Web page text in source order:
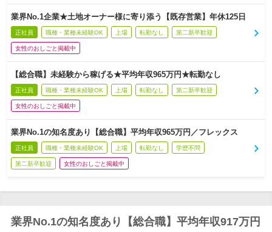
業界No.1企業★土地オーナー様に寄り添う【既存営業】年休125日
正社員 職種・業種未経験OK 上場 転勤なし 第二新卒歓迎
女性のおしごと掲載中
【総合職】未経験から稼げる★平均年収965万円★転勤なし
正社員 職種・業種未経験OK 上場 転勤なし 第二新卒歓迎
女性のおしごと掲載中
業界No.1の知名度あり【総合職】平均年収965万円／フレックス
正社員 職種・業種未経験OK 上場 転勤なし 学歴不問
第二新卒歓迎 女性のおしごと掲載中
業界No.1の知名度あり【総合職】平均年収917万円